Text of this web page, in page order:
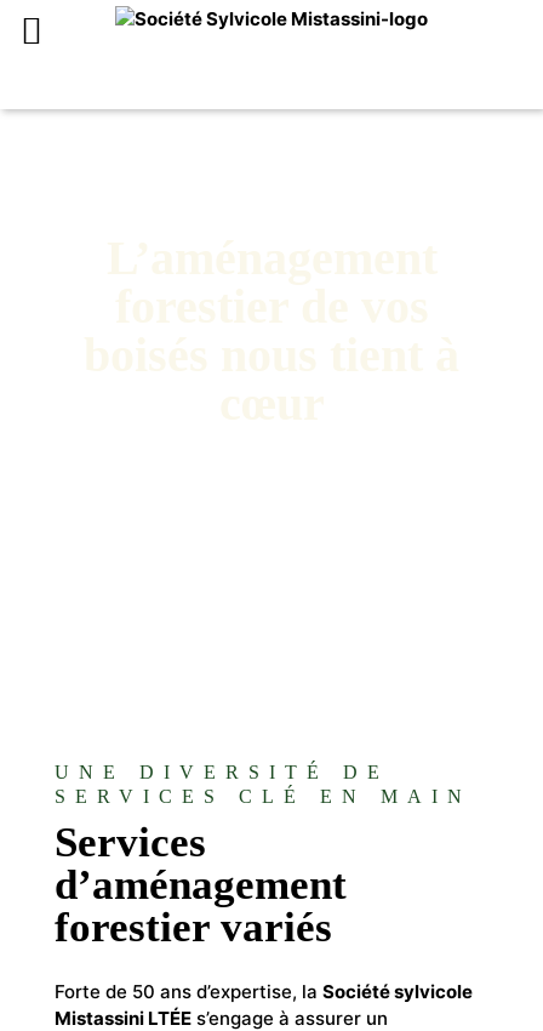
UNE DIVERSITÉ DE
SERVICES CLÉ EN MAIN
Services
d’aménagement
forestier variés
Forte de 50 ans d’expertise, la Société sylvicole
Mistassini LTÉEs’engage à assurer un